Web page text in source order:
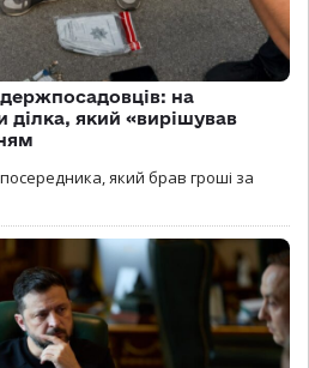
на
ділка, який «вирішував
який брав гроші за